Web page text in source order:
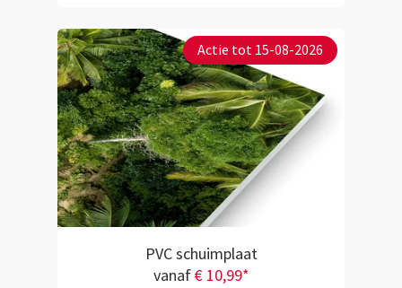
Actie tot 15-08-2026
PVC schuimplaat
vanaf€ 10,99*